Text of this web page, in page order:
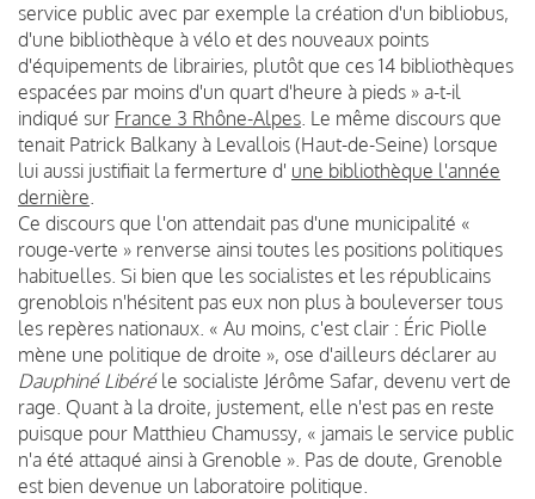
service public avec par exemple la création d'un bibliobus,
d'une bibliothèque à vélo et des nouveaux points
d'équipements de librairies, plutôt que ces 14 bibliothèques
espacées par moins d'un quart d'heure à pieds » a-t-il
indiqué sur France 3 Rhône-Alpes . Le même discours que
tenait Patrick Balkany à Levallois (Haut-de-Seine) lorsque
lui aussi justifiait la fermerture d' une bibliothèque l'année
dernière
Ce discours que l'on attendait pas d'une municipalité «
rouge-verte » renverse ainsi toutes les positions politiques
habituelles. Si bien que les socialistes et les républicains
grenoblois n'hésitent pas eux non plus à bouleverser tous
les repères nationaux. « Au moins, c'est clair : Éric Piolle
mène une politique de droite », ose d'ailleurs déclarer au
Dauphiné Libéréle socialiste Jérôme Safar, devenu vert de
rage. Quant à la droite, justement, elle n'est pas en reste
puisque pour Matthieu Chamussy, « jamais le service public
n'a été attaqué ainsi à Grenoble ». Pas de doute, Grenoble
est bien devenue un laboratoire politique.